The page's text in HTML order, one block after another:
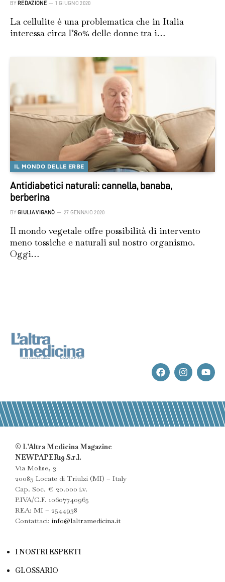
BY REDAZIONE 1 GIUGNO 2020
La cellulite è una problematica che in Italia
interessa circa l’80% delle donne tra i…
IL MONDO DELLE ERBE
Antidiabetici naturali: cannella, banaba,
berberina
BY GIULIA VIGANÒ 27 GENNAIO 2020
Il mondo vegetale offre possibilità di intervento
meno tossiche e naturali sul nostro organismo.
Oggi…
© L’Altra Medicina Magazine
NEWPAPER19 S.r.l.
Via Molise, 3
20085 Locate di Triulzi (MI) – Italy
Cap. Soc. € 20.000 i.v.
P.IVA/C.F. 10607740965
REA: MI – 2544938
Contattaci: info@laltramedicina.it
I NOSTRI ESPERTI
GLOSSARIO